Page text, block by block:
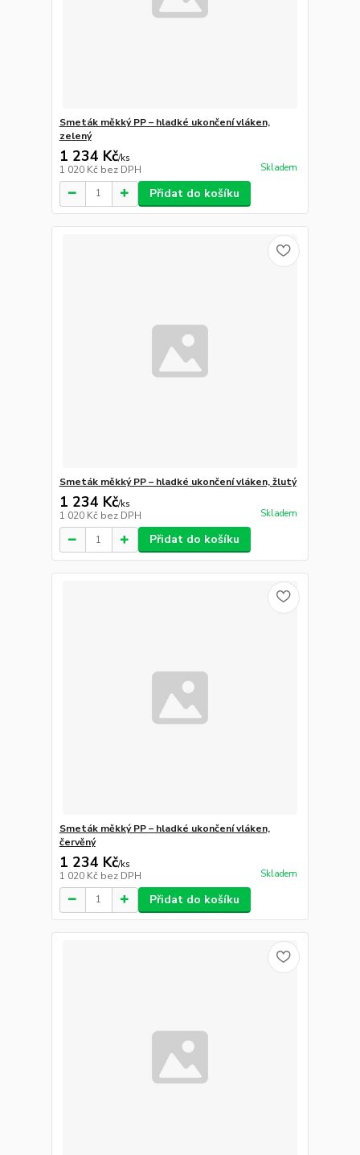
Smeták měkký PP – hladké ukončení vláken,
zelený
1 234 Kč/ks
1 020 Kč bez DPH Skladem
Přidat do košíku
Smeták měkký PP – hladké ukončení vláken, žlutý
1 234 Kč/ks
1 020 Kč bez DPH Skladem
Přidat do košíku
Smeták měkký PP – hladké ukončení vláken,
červěný
1 234 Kč/ks
1 020 Kč bez DPH Skladem
Přidat do košíku